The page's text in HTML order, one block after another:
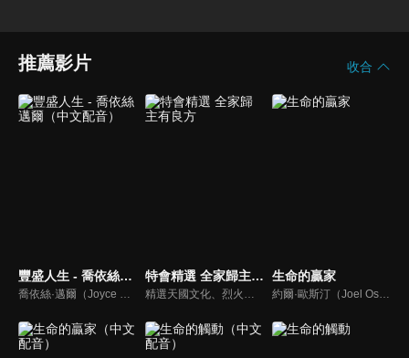
推薦影片 收合
豐盛人生 - 喬依絲邁爾（中文配音） 特會精選 全家歸主有良方 生命的贏家
約爾·歐斯汀（Joel Osteen）綽號是「微笑的傳道者」，是美國的宣教士、電視佈道家和作家，他在美國最大的基督教會湖木教會擔任主任牧師。2004年，他的第一本書「活出美好」，首次出版就登上紐約時報暢銷書的榜首，這本書在紐約時報暢銷200多週。